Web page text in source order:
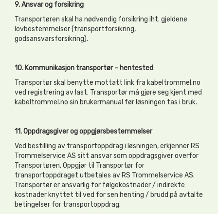
9. Ansvar og forsikring
Transportøren skal ha nødvendig forsikring iht. gjeldene
lovbestemmelser (transportforsikring,
godsansvarsforsikring).
10. Kommunikasjon transportør – hentested
Transportør skal benytte mottatt link fra kabeltrommel.no
ved registrering av last. Transportør må gjøre seg kjent med
kabeltrommel.no sin brukermanual før løsningen tas i bruk.
11. Oppdragsgiver og oppgjørsbestemmelser
Ved bestilling av transportoppdrag i løsningen, erkjenner RS
Trommelservice AS sitt ansvar som oppdragsgiver overfor
Transportøren. Oppgjør til Transportør for
transportoppdraget utbetales av RS Trommelservice AS.
Transportør er ansvarlig for følgekostnader / indirekte
kostnader knyttet til ved for sen henting / brudd på avtalte
betingelser for transportoppdrag.